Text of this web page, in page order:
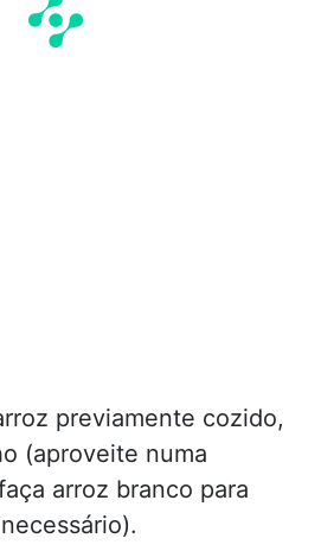
previamente cozido,
(aproveite numa
arroz branco para